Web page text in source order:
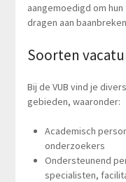
aangemoedigd om
dragen aan
Soorten
Bij de VUB vind je
gebieden, waaronder:
Academisch
onderzoekers
Ondersteunend
specialisten,